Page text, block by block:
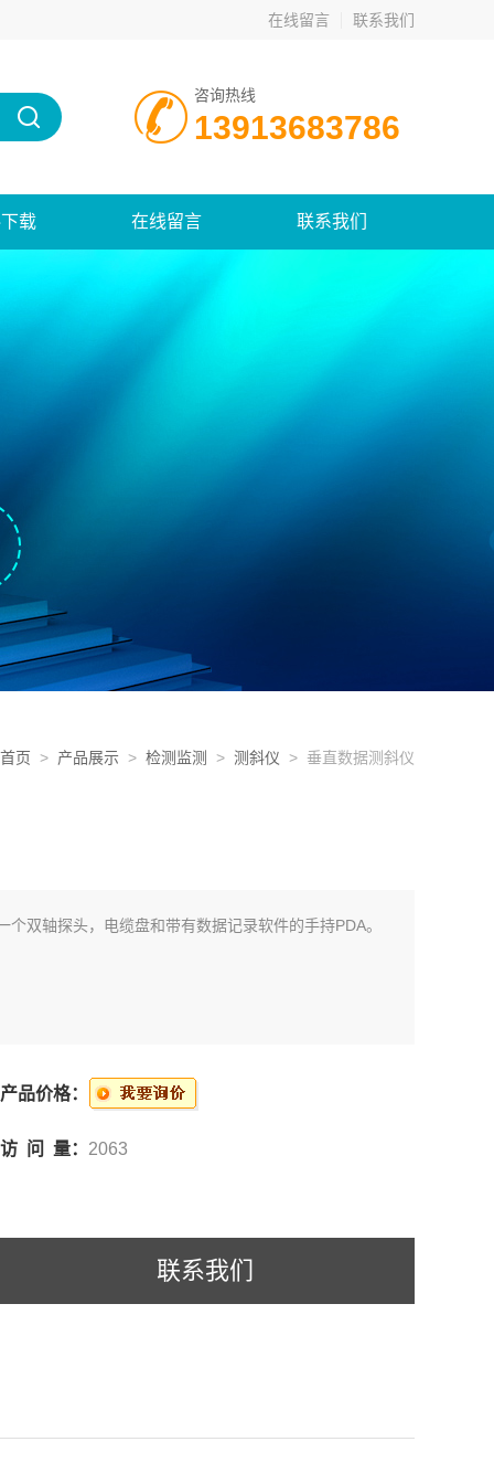
在线留言 联系我们
咨询热线
13913683786
载 在线留言 联系我们
首页 > 产品展示 > 检测监测 > 测斜仪 > 垂直数据测斜仪
双轴探头，电缆盘和带有数据记录软件的手持PDA。
产品价格：
访 问 量： 2063
联系我们